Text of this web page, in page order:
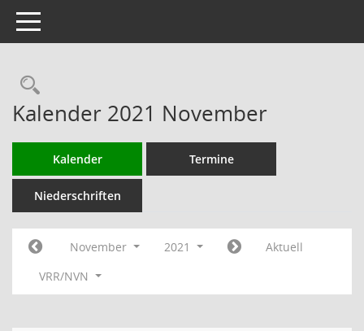
Toggle navigation
Rechercheauswahl
Kalender 2021 November
Kalender Termine
Niederschriften
November 2021
Aktuell
VRR/NVN